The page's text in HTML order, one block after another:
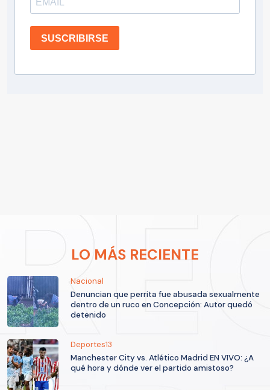
SUSCRIBIRSE
LO MÁS RECIENTE
Nacional
Denuncian que perrita fue abusada sexualmente
dentro de un ruco en Concepción: Autor quedó
detenido
Deportes13
Manchester City vs. Atlético Madrid EN VIVO: ¿A
qué hora y dónde ver el partido amistoso?